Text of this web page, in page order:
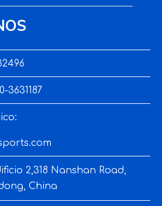
3631187
2,318 Nanshan Road,
China